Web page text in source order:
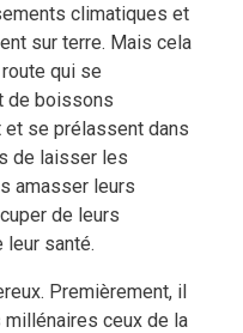
climatiques et
sur terre. Mais cela
qui se
de boissons
se prélassent dans
de laisser les
amasser leurs
de leurs
santé.
Premièrement, il
ceux de la